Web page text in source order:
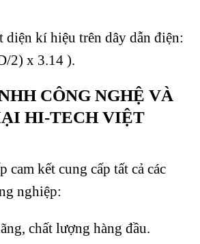
kí hiệu trên dây dẫn điện:
2) x 3.14 ).
CÔNG NGHỆ VÀ
HI-TECH VIỆT
cam kết cung cấp tất cả các
nghiệp:
chất lượng hàng đầu.